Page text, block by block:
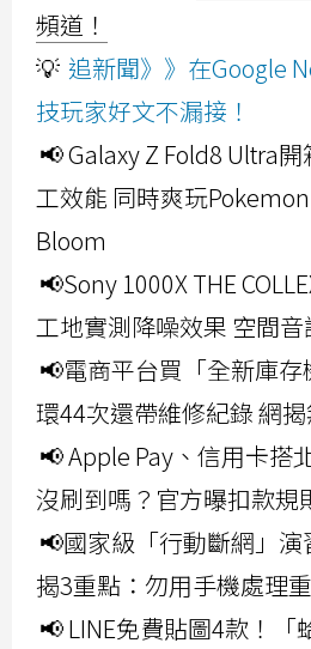
頻道！
💡 追新聞》》在Google
技玩家好文不漏接！
📢 Galaxy Z Fold8 Ultra
工效能 同時爽玩
Bloom
📢Sony 1000X THE
工地實測降噪效果 空間
📢電商平台買「全新庫
環44次還帶維修紀錄 網
📢 Apple Pay、信用卡搭
沒刷到嗎？官方曝扣款規
📢國家級「行動斷網」演
揭3重點：勿用手機處理
📢 LINE免費貼圖4款！「